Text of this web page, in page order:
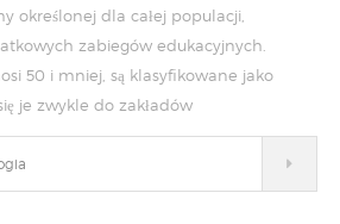
określonej dla całej populacji,
zabiegów edukacyjnych.
50 i mniej, są klasyfikowane jako
je zwykle do zakładów